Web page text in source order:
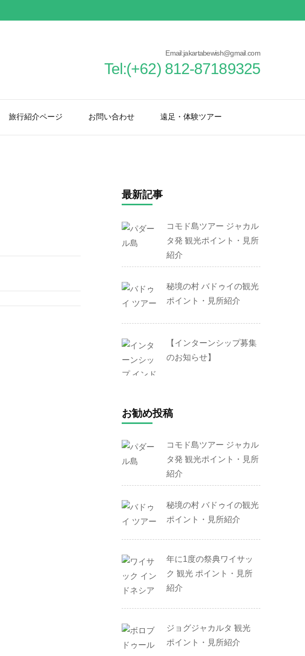
Email:jakartabewish@gmail.com
Tel:(+62) 812-87189325
旅行紹介ページ お問い合わせ 遠足・体験ツアー
最新記事
コモド島ツアー ジャカル
タ発 観光ポイント・見所
紹介
秘境の村 バドゥイの観光
ポイント・見所紹介
【インターンシップ募集
のお知らせ】
お勧め投稿
コモド島ツアー ジャカル
タ発 観光ポイント・見所
紹介
秘境の村 バドゥイの観光
ポイント・見所紹介
年に1度の祭典ワイサッ
ク 観光 ポイント・見所
紹介
ジョグジャカルタ 観光
ポイント・見所紹介